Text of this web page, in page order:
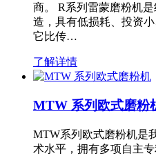
商。 R系列雷蒙磨粉机
造，具有低损耗、投资
它比传…
了解详情
MTW 系列欧式磨粉
MTW系列欧式磨粉机是
术水平，拥有多项自主